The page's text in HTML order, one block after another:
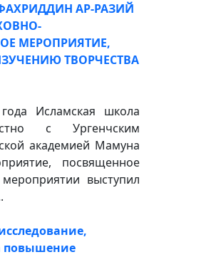
АР-РАЗИЙ
МЕРОПРИЯТИЕ,
ТВОРЧЕСТВА
Исламская школа
с Ургенчским
академией Мамуна
посвященное
выступил
повышение